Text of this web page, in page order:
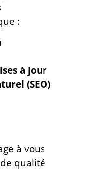
:
à jour
(SEO)
à vous
qualité